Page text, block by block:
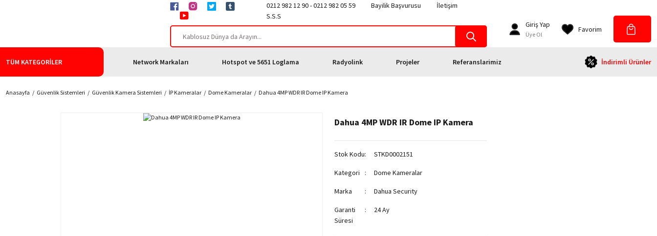
0212 982 12 90 - 0212 982 05 59 Bayilik Başvurusu
İletişim
S.S.S
Giriş Yap
Üye Ol
Favorim
TÜM KATEGORİLER Network Markaları Hotspot ve 5651 Loglama Radyolink Projeler Referanslarimiz İndirimli Ürünler
Anasayfa Güvenlik Sistemleri Güvenlik Kamera Sistemleri İP Kameralar Dome Kameralar Dahua 4MP WDR IR Dome IP Kamera
Dahua 4MP WDR IR Dome IP Kamera
Stok Kodu STKD0002151
Kategori Dome Kameralar
Marka Dahua Security
Garanti
Süresi
24 Ay